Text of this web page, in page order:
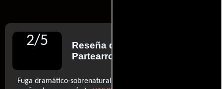
2/5 Reseña de
Partearroyo
Fuga dramático-sobrenatural que, más que quitar el